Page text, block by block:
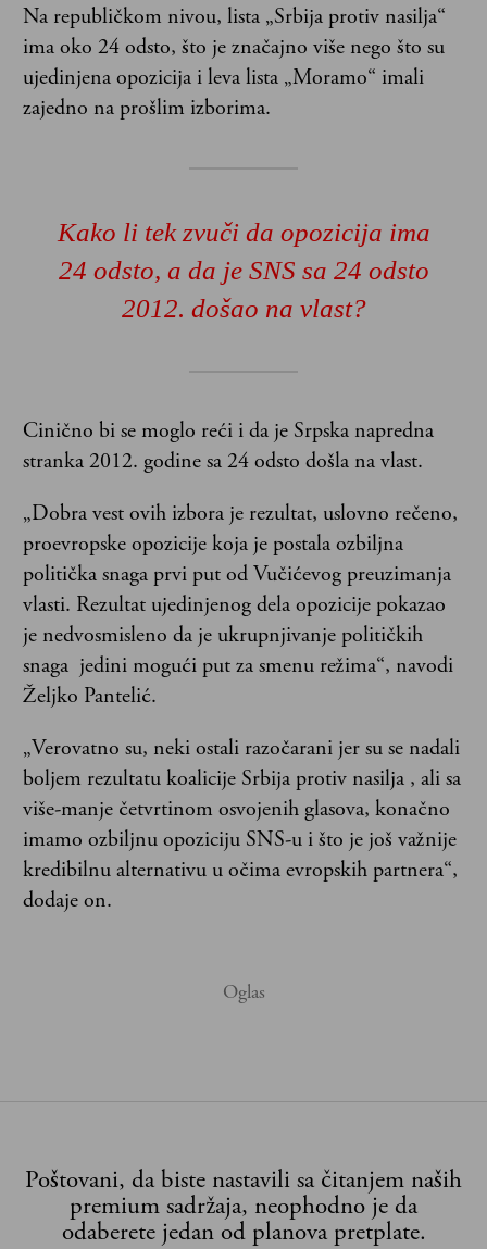
Na republičkom nivou, lista „Srbija protiv nasilja“
ima oko 24 odsto, što je značajno više nego što su
ujedinjena opozicija i leva lista „Moramo“ imali
zajedno na prošlim izborima.
Kako li tek zvuči da opozicija ima
24 odsto, a da je SNS sa 24 odsto
2012. došao na vlast?
Cinično bi se moglo reći i da je Srpska napredna
stranka 2012. godine sa 24 odsto došla na vlast.
„Dobra vest ovih izbora je rezultat, uslovno rečeno,
proevropske opozicije koja je postala ozbiljna
politička snaga prvi put od Vučićevog preuzimanja
vlasti. Rezultat ujedinjenog dela opozicije pokazao
je nedvosmisleno da je ukrupnjivanje političkih
snaga jedini mogući put za smenu režima“, navodi
Željko Pantelić.
„Verovatno su, neki ostali razočarani jer su se nadali
boljem rezultatu koalicije Srbija protiv nasilja , ali sa
više-manje četvrtinom osvojenih glasova, konačno
imamo ozbiljnu opoziciju SNS-u i što je još važnije
kredibilnu alternativu u očima evropskih partnera“,
dodaje on.
Poštovani, da biste nastavili sa čitanjem naših
premium sadržaja, neophodno je da
odaberete jedan od planova pretplate.